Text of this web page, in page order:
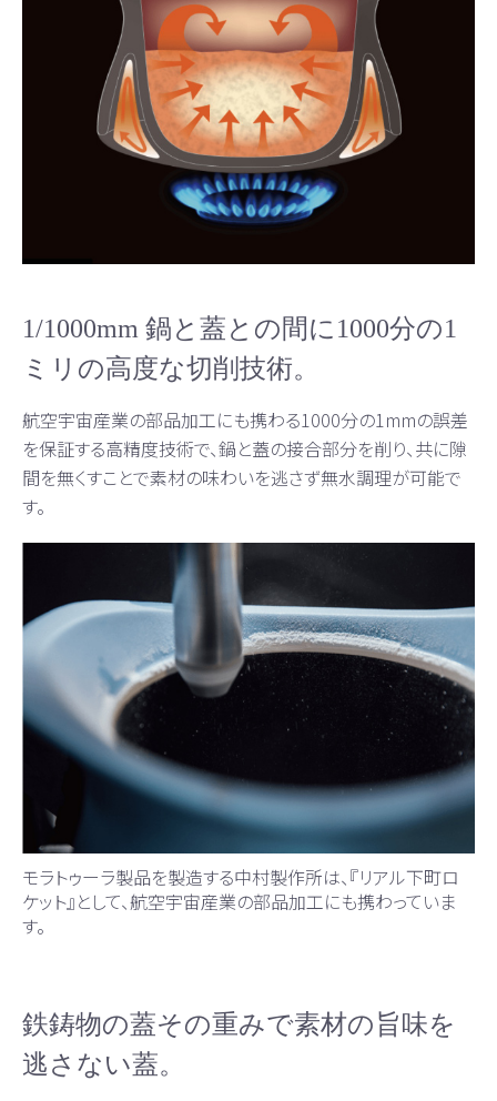
1/1000mm 鍋と蓋との間に1000分の1
ミリの高度な切削技術。
航空宇宙産業の部品加工にも携わる1000分の1mmの誤差
を保証する高精度技術で、鍋と蓋の接合部分を削り、共に隙
間を無くすことで素材の味わいを逃さず無水調理が可能で
す。
モラトゥーラ製品を製造する中村製作所は、『リアル下町ロ
ケット』として、航空宇宙産業の部品加工にも携わっていま
す。
鉄鋳物の蓋その重みで素材の旨味を
逃さない蓋。